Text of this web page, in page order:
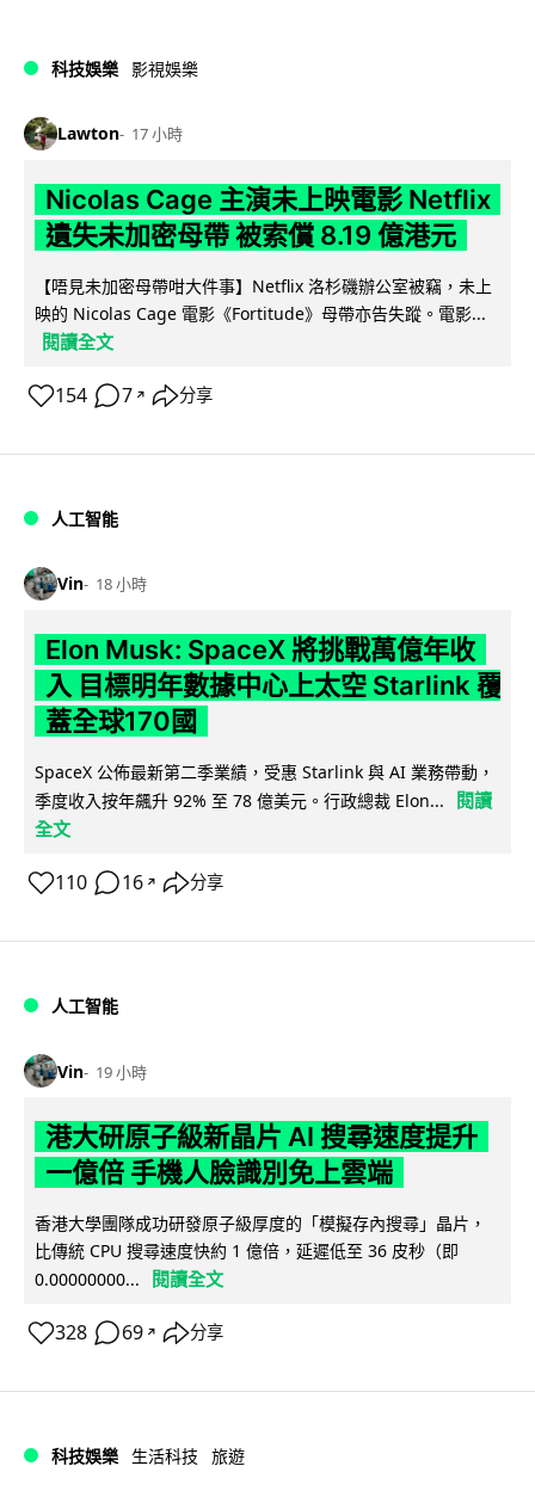
科技娛樂 影視娛樂
Lawton 17 小時
Nicolas Cage 主演未上映電影 Netflix
遺失未加密母帶 被索償 8.19 億港元
【唔見未加密母帶咁大件事】Netflix 洛杉磯辦公室被竊，未上
映的 Nicolas Cage 電影《Fortitude》母帶亦告失蹤。電影...
閱讀全文
154 7 ↗ 分享
人工智能
Vin 18 小時
Elon Musk: SpaceX 將挑戰萬億年收
入 目標明年數據中心上太空 Starlink 覆
蓋全球170國
SpaceX 公佈最新第二季業績，受惠 Starlink 與 AI 業務帶動，
季度收入按年飆升 92% 至 78 億美元。行政總裁 Elon...
閱讀
全文
110 16 ↗ 分享
人工智能
Vin 19 小時
港大研原子級新晶片 AI 搜尋速度提升
一億倍 手機人臉識別免上雲端
香港大學團隊成功研發原子級厚度的「模擬存內搜尋」晶片，
比傳統 CPU 搜尋速度快約 1 億倍，延遲低至 36 皮秒（即
0.00000000...
閱讀全文
328 69 ↗ 分享
科技娛樂 生活科技 旅遊